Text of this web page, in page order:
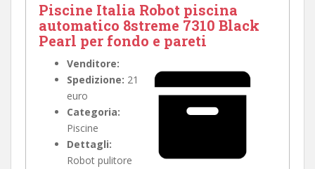
Piscine Italia Robot piscina
automatico 8streme 7310 Black
Pearl per fondo e pareti
Venditore:
Spedizione: 21
euro
Categoria:
Piscine
Dettagli:
Robot pulitore